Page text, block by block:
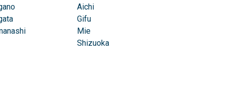
Aichi
Gifu
Mie
Shizuoka